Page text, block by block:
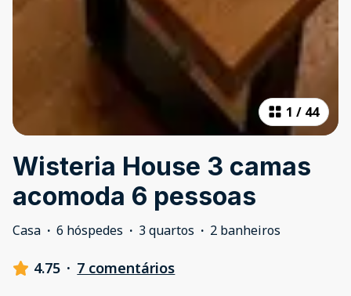
1 / 44
Wisteria House 3 camas
acomoda 6 pessoas
Casa · 6 hóspedes · 3 quartos · 2 banheiros
4.75 · 7 comentários